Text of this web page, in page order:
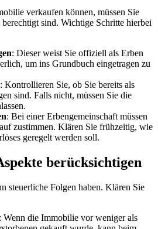
verkaufen können, müssen Sie
berechtigt sind. Wichtige Schritte hierbei
: Dieser weist Sie offiziell als Erben
um ins Grundbuch eingetragen zu
: Kontrollieren Sie, ob Sie bereits als
sind. Falls nicht, müssen Sie die
: Bei einer Erbengemeinschaft müssen
zustimmen. Klären Sie frühzeitig, wie
geregelt werden soll.
berücksichtigen
steuerliche Folgen haben. Klären Sie
: Wenn die Immobilie vor weniger als